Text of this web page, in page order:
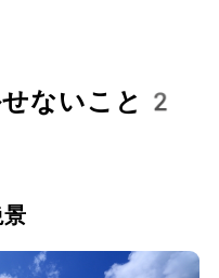
ないこと2